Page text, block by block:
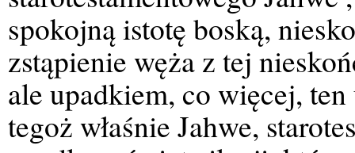
spokojną istotę boską,
zstąpienie węża z tej
ale upadkiem, co więcej,
tegoż właśnie Jahwe,